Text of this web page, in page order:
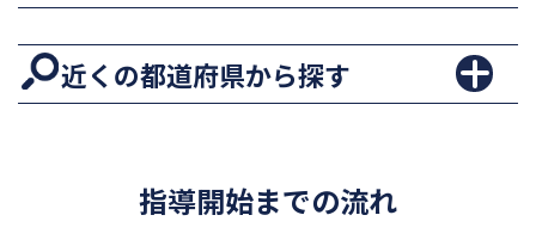
近くの都道府県から探す
指導開始までの流れ